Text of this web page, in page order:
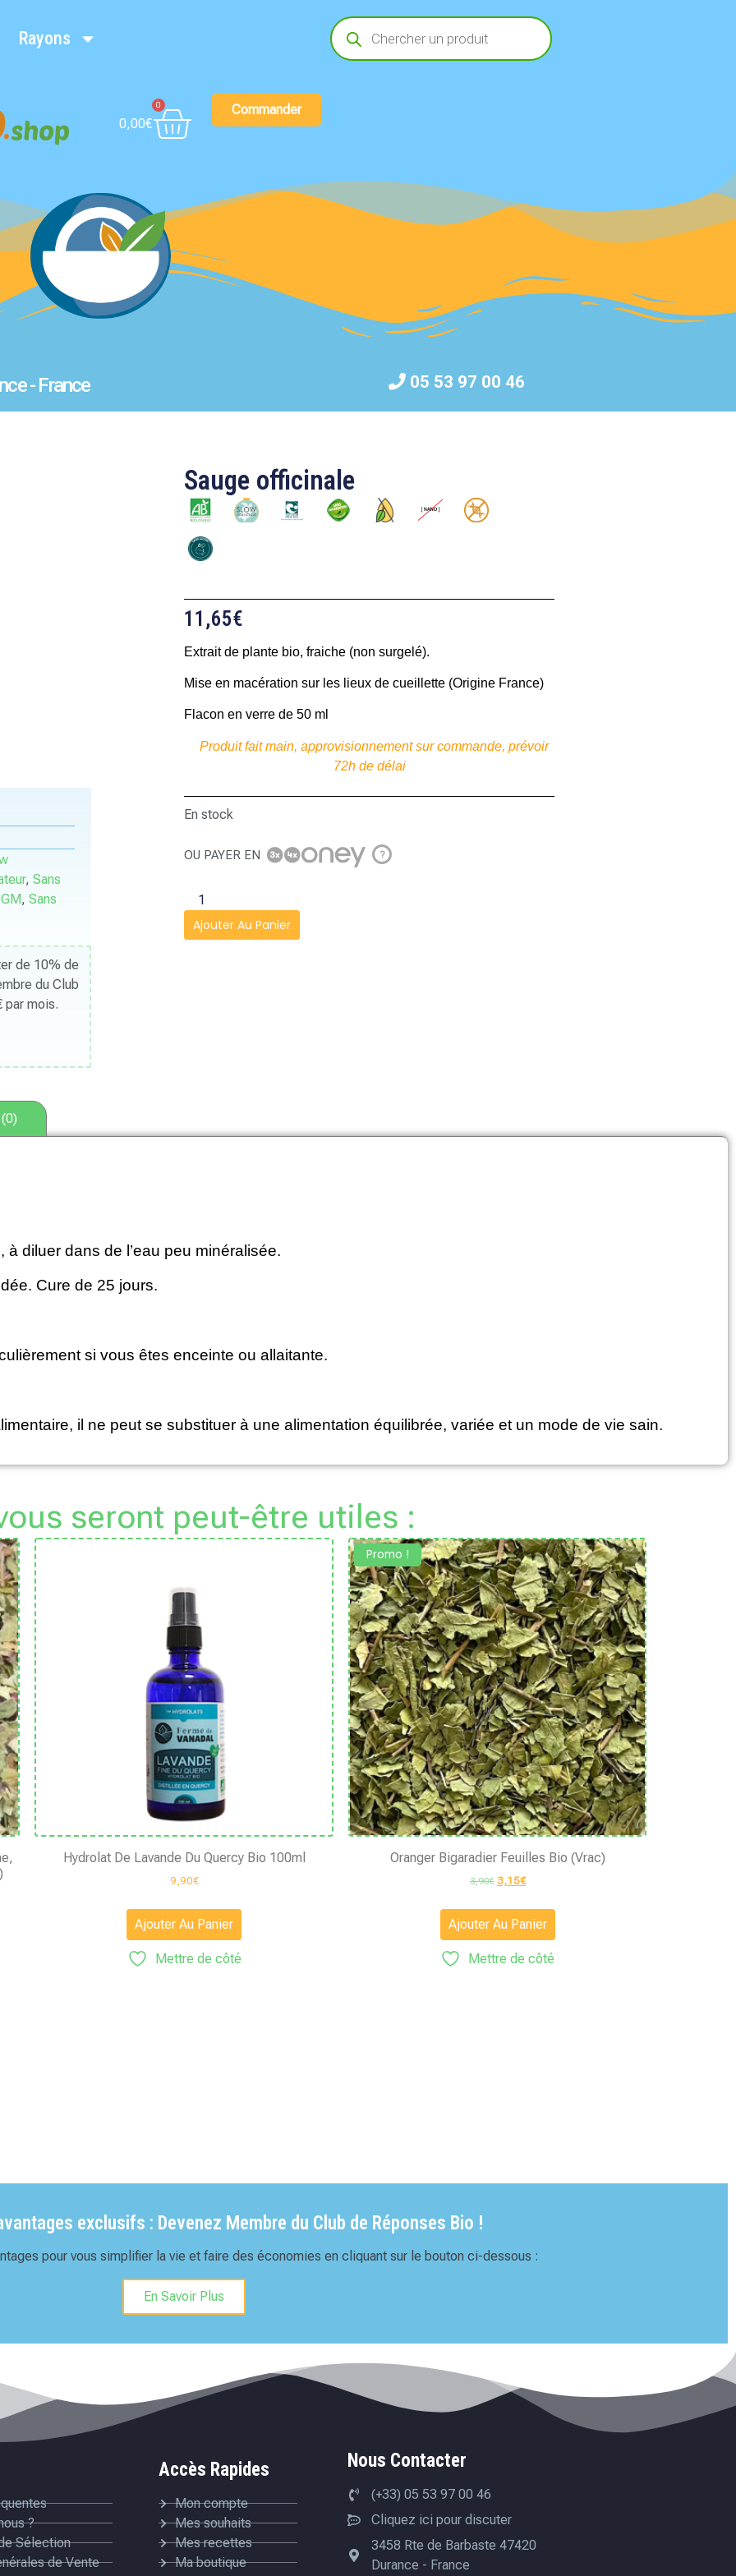
Rayons
0,00€
0 Commander
- France 05 53 97 00 46
, Sans
, Sans
de 10% de
du Club
par mois.
Sauge officinale
11,65€
Extrait de plante bio, fraiche (non surgelé).
Mise en macération sur les lieux de cueillette (Origine France)
Flacon en verre de 50 ml
Produit fait main, approvisionnement sur commande, prévoir
72h de délai
En stock
OU PAYER EN ?
Ajouter Au Panier
diluer dans de l’eau peu minéralisée.
Cure de 25 jours.
si vous êtes enceinte ou allaitante.
il ne peut se substituer à une alimentation équilibrée, variée et un mode de vie sain.
seront peut-être utiles :
Hydrolat De Lavande Du Quercy Bio 100ml
9,90€
Ajouter Au Panier
Mettre de côté
Promo !
Oranger Bigaradier Feuilles Bio (vrac)
3,90€ 3,15€
Ajouter Au Panier
Mettre de côté
exclusifs : Devenez Membre du Club de Réponses Bio !
pour vous simplifier la vie et faire des économies en cliquant sur le bouton ci-dessous :
En Savoir Plus
?
Sélection
de Vente
Accès Rapides
Mon compte
Mes souhaits
Mes recettes
Ma boutique
Nous Contacter
(+33) 05 53 97 00 46
Cliquez ici pour discuter
3458 Rte de Barbaste 47420
Durance - France